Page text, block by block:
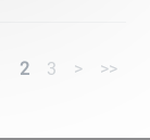
2 3 > >>